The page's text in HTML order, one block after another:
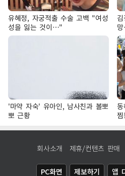
유혜정, 자궁적출 수술 고백 "여성
성을 잃는 것이…"
'마약 자숙' 유아인, 남사친과 볼뽀
뽀 근황
회사소개 제휴/컨텐츠 판매
PC화면 제보하기 앱